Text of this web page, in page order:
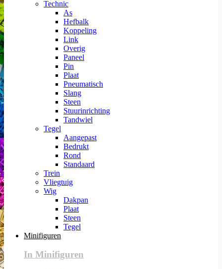
Technic
As
Hefbalk
Koppeling
Link
Overig
Paneel
Pin
Plaat
Pneumatisch
Slang
Steen
Stuurinrichting
Tandwiel
Tegel
Aangepast
Bedrukt
Rond
Standaard
Trein
Vliegtuig
Wig
Dakpan
Plaat
Steen
Tegel
Minifiguren
In Minifiguren